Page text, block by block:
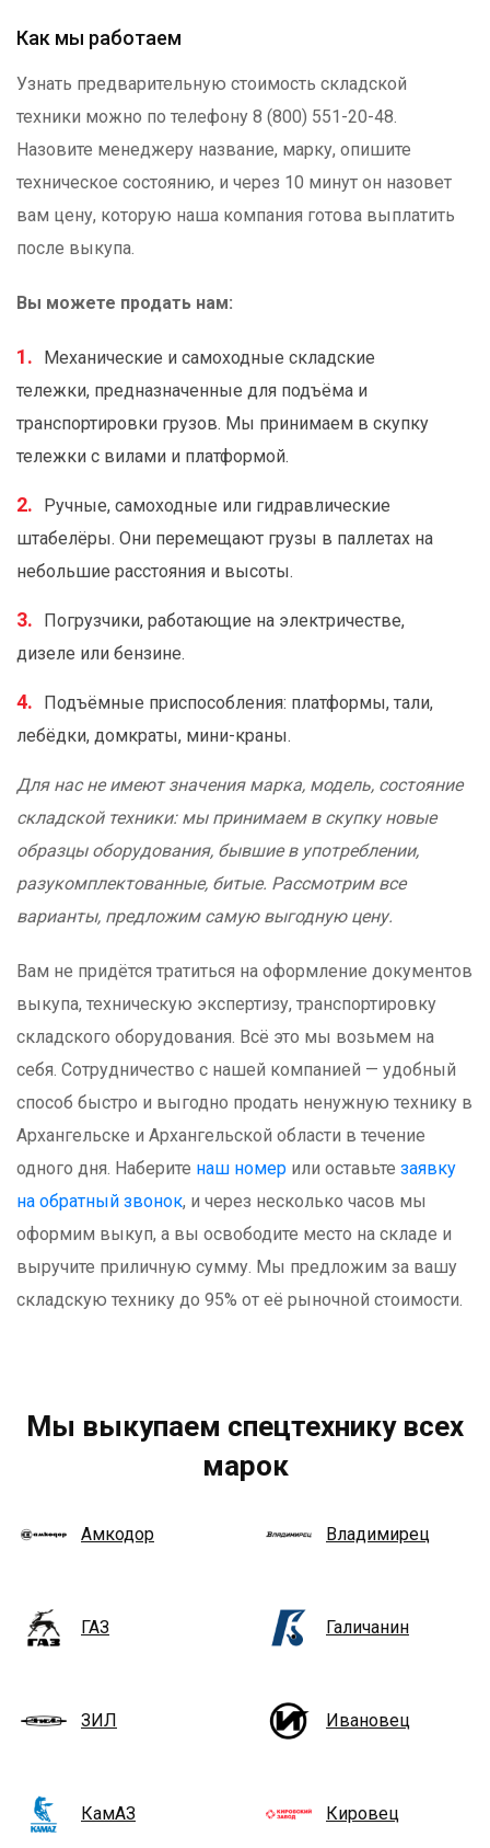
Как мы работаем
Узнать предварительную стоимость складской
техники можно по телефону 8 (800) 551-20-48.
Назовите менеджеру название, марку, опишите
техническое состоянию, и через 10 минут он назовет
вам цену, которую наша компания готова выплатить
после выкупа.
Вы можете продать нам:
Механические и самоходные складские
тележки, предназначенные для подъёма и
транспортировки грузов. Мы принимаем в скупку
тележки с вилами и платформой.
Ручные, самоходные или гидравлические
штабелёры. Они перемещают грузы в паллетах на
небольшие расстояния и высоты.
Погрузчики, работающие на электричестве,
дизеле или бензине.
Подъёмные приспособления: платформы, тали,
лебёдки, домкраты, мини-краны.
Для нас не имеют значения марка, модель, состояние
складской техники: мы принимаем в скупку новые
образцы оборудования, бывшие в употреблении,
разукомплектованные, битые. Рассмотрим все
варианты, предложим самую выгодную цену.
Вам не придётся тратиться на оформление документов
выкупа, техническую экспертизу, транспортировку
складского оборудования. Всё это мы возьмем на
себя. Сотрудничество с нашей компанией — удобный
способ быстро и выгодно продать ненужную технику в
Архангельске и Архангельской области в течение
одного дня. Наберите наш номер или оставьте заявку
на обратный звонок, и через несколько часов мы
оформим выкуп, а вы освободите место на складе и
выручите приличную сумму. Мы предложим за вашу
складскую технику до 95% от её рыночной стоимости.
Мы выкупаем спецтехнику всех
марок
Амкодор Владимирец
ГАЗ Галичанин
ЗИЛ Ивановец
КамАЗ Кировец